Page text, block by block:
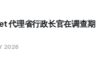
代理省行政长官在调查期
2026